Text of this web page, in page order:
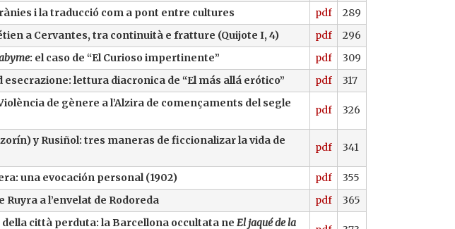
i la traducció com a pont entre cultures pdf
289
a Cervantes, tra continuità e fratture (Quijote I, 4) pdf
296
: el caso de “El Curioso impertinente” pdf
309
lettura diacronica de “El más allá erótico” pdf
317
de gènere a l’Alzira de començaments del segle
pdf 326
y Rusiñol: tres maneras de ficcionalizar la vida de
pdf 341
una evocación personal (1902) pdf
355
Ruyra a l’envelat de Rodoreda pdf
365
città perduta: la Barcellona occultata ne El jaqué de la